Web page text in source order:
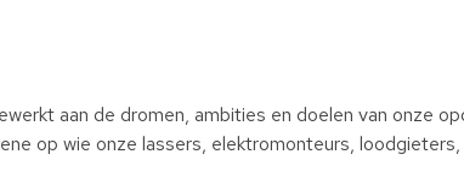
aan de dromen, ambities en doelen van onze
op wie onze lassers, elektromonteurs, loodgieters,